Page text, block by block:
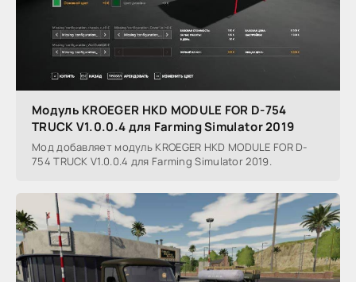
Модуль KROEGER HKD MODULE FOR D-754
TRUCK V1.0.0.4 для Farming Simulator 2019
Мод добавляет модуль KROEGER HKD MODULE FOR D-
754 TRUCK V1.0.0.4 для Farming Simulator 2019.